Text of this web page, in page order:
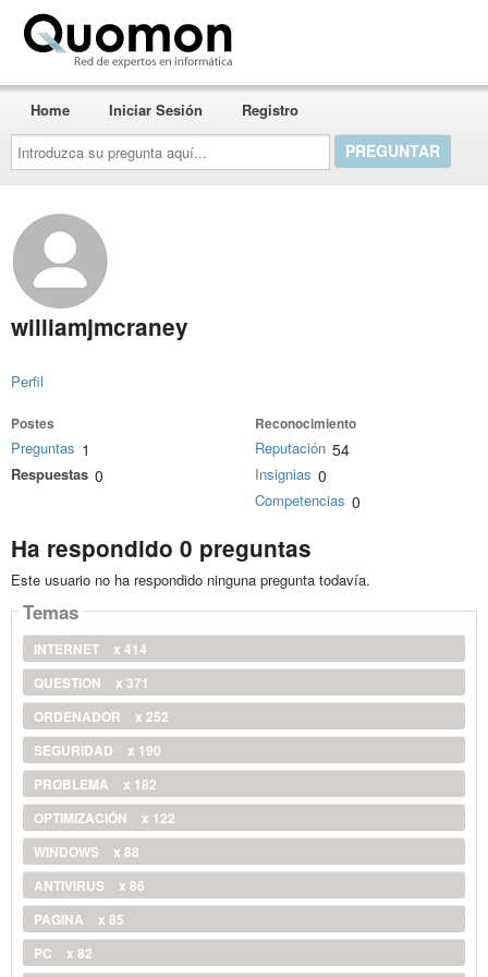
Introduzca
su
pregunta
aquí...
Home Iniciar Sesión Registro
williamjmcraney
Perfil
Postes
Preguntas 1
Respuestas 0
Reconocimiento
Reputación 54
Insignias 0
Competencias 0
Ha respondido 0 preguntas
Este usuario no ha respondido ninguna pregunta todavía.
Temas
INTERNET
x 414
QUESTION
x 371
ORDENADOR
x 252
SEGURIDAD
x 190
PROBLEMA
x 182
OPTIMIZACIÓN
x 122
WINDOWS
x 88
ANTIVIRUS
x 86
PAGINA
x 85
PC
x 82